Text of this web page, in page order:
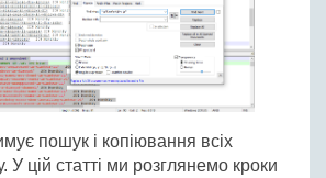
пошук і копіювання всіх
У цій статті ми розглянемо кроки